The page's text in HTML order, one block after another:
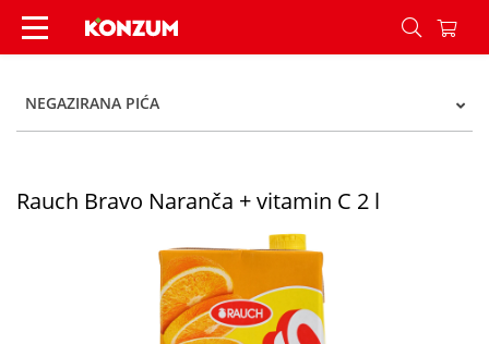
Rauch Bravo Naranča + vitamin C 2 l - Konzum
NEGAZIRANA PIĆA
Rauch Bravo Naranča + vitamin C 2 l